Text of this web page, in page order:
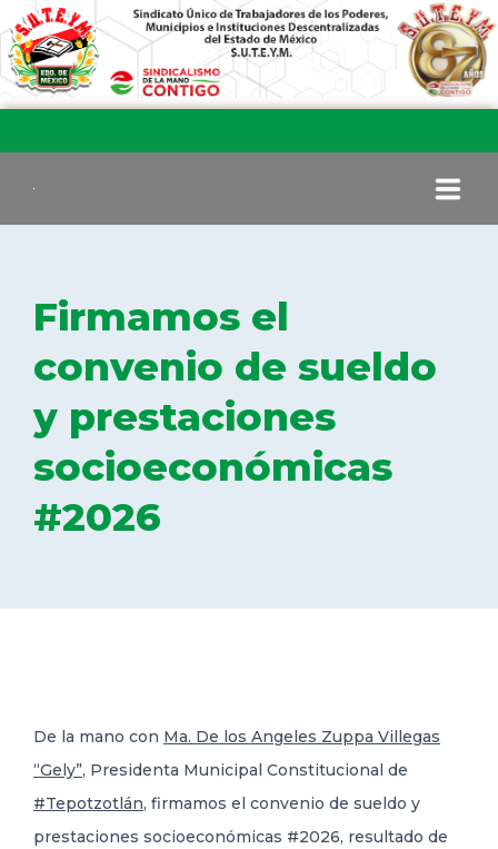
COMITÉ EJECUTIVO
COMISIÓN DE VIGILANCIA
SECCIONES
Firmamos el
convenio de sueldo
y prestaciones
socioeconómicas
#2026
De la mano con Ma. De los Angeles Zuppa Villegas
“Gely”, Presidenta Municipal Constitucional de
#Tepotzotlán, firmamos el convenio de sueldo y
prestaciones socioeconómicas #2026, resultado de